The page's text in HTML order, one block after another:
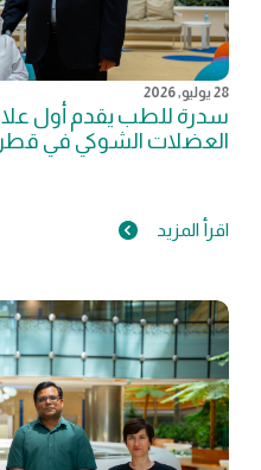
28 يوليو, 2026
العضلات الشوكي في قطر
اقرأ المزيد